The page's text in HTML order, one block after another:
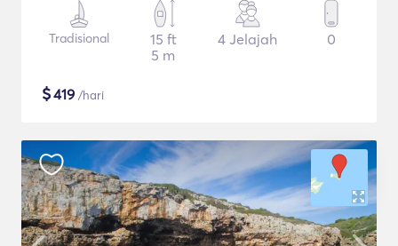
Tradisional
15 ft
5 m
4 Jelajah 0
$419 /hari